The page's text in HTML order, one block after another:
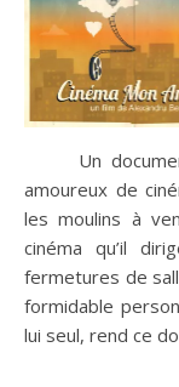
Un
amoureux de
les moulins à
cinéma qu’il
fermetures de
formidable
lui seul, rend ce